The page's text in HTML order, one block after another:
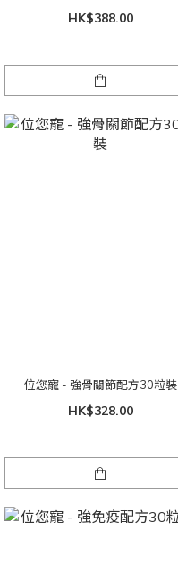
HK$388.00
位您寵 - 強骨關節配方30粒裝
HK$328.00